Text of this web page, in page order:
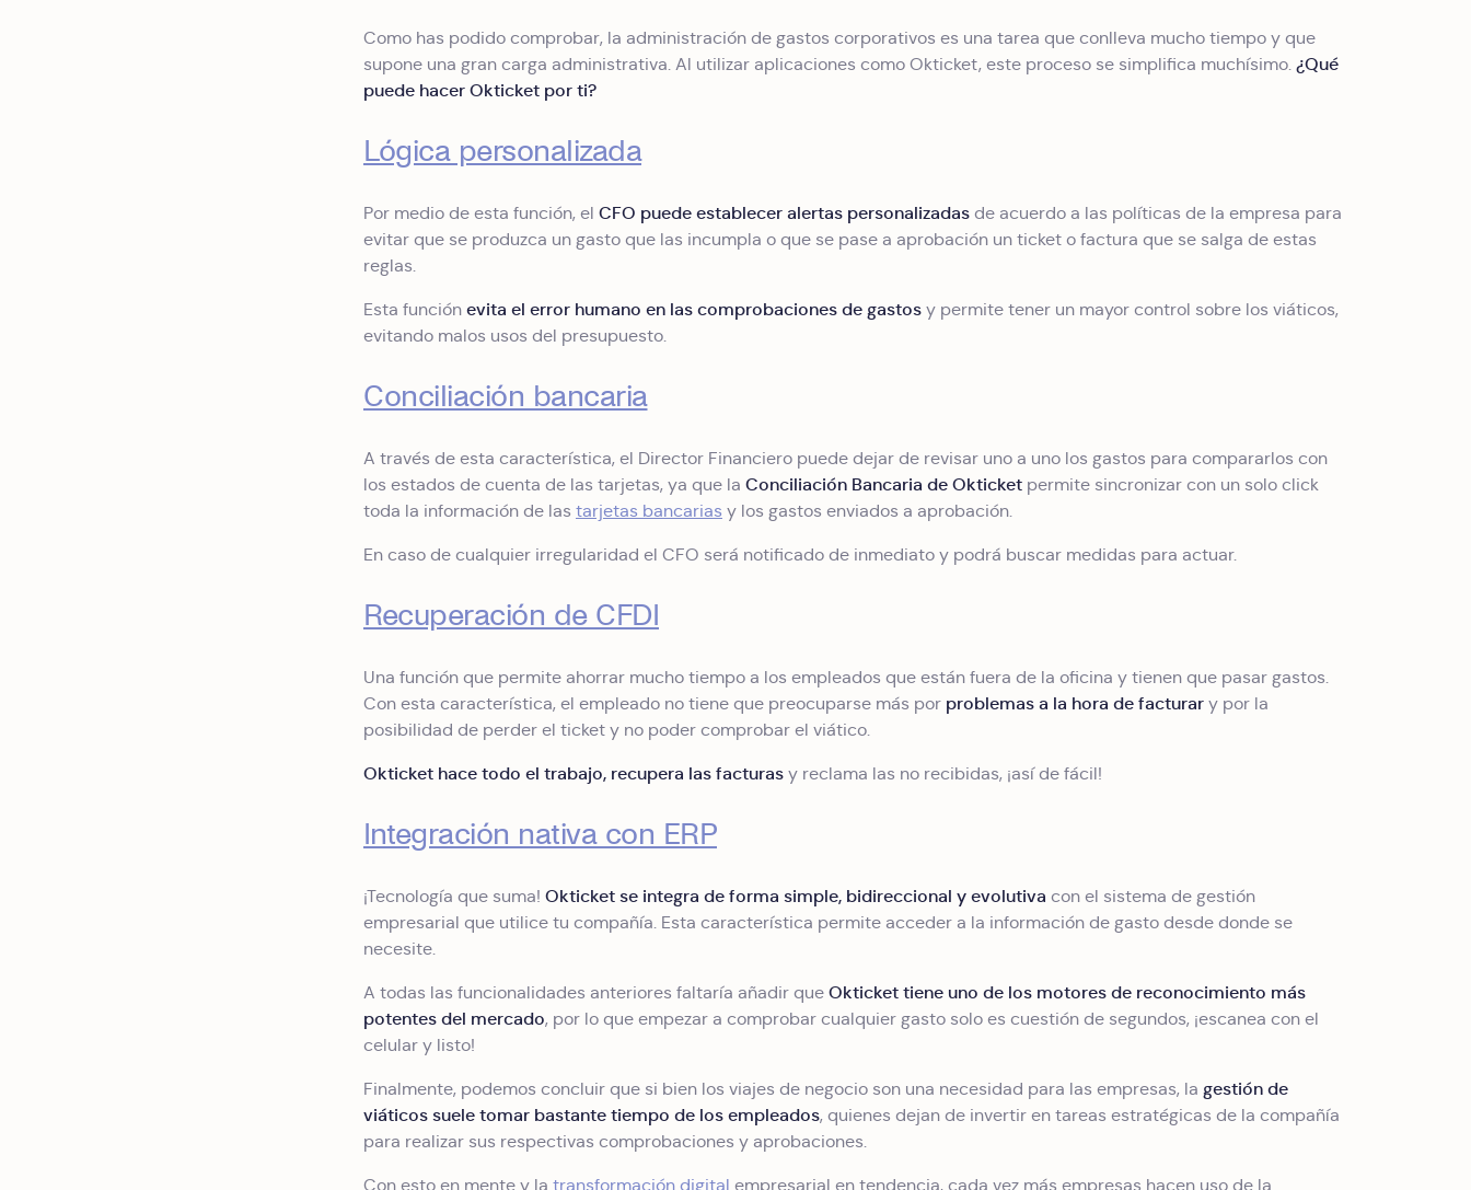
Como has podido comprobar, la administración de gastos corporativos es una tarea que conlleva mucho tiempo y que
supone una gran carga administrativa. Al utilizar aplicaciones como Okticket, este proceso se simplifica muchísimo. ¿Qué
puede hacer Okticket por ti?
Lógica personalizada
Por medio de esta función, el CFO puede establecer alertas personalizadas de acuerdo a las políticas de la empresa para
evitar que se produzca un gasto que las incumpla o que se pase a aprobación un ticket o factura que se salga de estas
reglas.
Esta función evita el error humano en las comprobaciones de gastos y permite tener un mayor control sobre los viáticos,
evitando malos usos del presupuesto.
Conciliación bancaria
A través de esta característica, el Director Financiero puede dejar de revisar uno a uno los gastos para compararlos con
los estados de cuenta de las tarjetas, ya que la Conciliación Bancaria de Okticket permite sincronizar con un solo click
toda la información de las tarjetas bancarias y los gastos enviados a aprobación.
En caso de cualquier irregularidad el CFO será notificado de inmediato y podrá buscar medidas para actuar.
Recuperación de CFDI
Una función que permite ahorrar mucho tiempo a los empleados que están fuera de la oficina y tienen que pasar gastos.
Con esta característica, el empleado no tiene que preocuparse más por problemas a la hora de facturar y por la
posibilidad de perder el ticket y no poder comprobar el viático.
Okticket hace todo el trabajo, recupera las facturas y reclama las no recibidas, ¡así de fácil!
Integración nativa con ERP
¡Tecnología que suma! Okticket se integra de forma simple, bidireccional y evolutiva con el sistema de gestión
empresarial que utilice tu compañía. Esta característica permite acceder a la información de gasto desde donde se
necesite.
A todas las funcionalidades anteriores faltaría añadir que Okticket tiene uno de los motores de reconocimiento más
potentes del mercado, por lo que empezar a comprobar cualquier gasto solo es cuestión de segundos, ¡escanea con el
celular y listo!
Finalmente, podemos concluir que si bien los viajes de negocio son una necesidad para las empresas, la gestión de
viáticos suele tomar bastante tiempo de los empleados, quienes dejan de invertir en tareas estratégicas de la compañía
para realizar sus respectivas comprobaciones y aprobaciones.
Con esto en mente y la transformación digital empresarial en tendencia, cada vez más empresas hacen uso de la